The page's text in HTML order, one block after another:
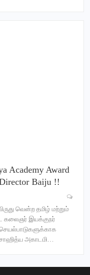
Academy Award
Baiju !!
வென்ற தமிழ் மற்றும்
கலைஞர் இயக்குநர்
அகாடமி…